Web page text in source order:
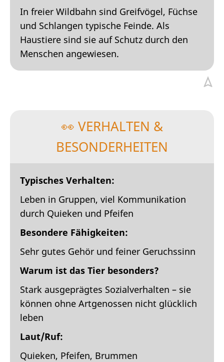
In freier Wildbahn sind Greifvögel, Füchse
und Schlangen typische Feinde. Als
Haustiere sind sie auf Schutz durch den
Menschen angewiesen.
👀 VERHALTEN &
BESONDERHEITEN
Typisches Verhalten:
Leben in Gruppen, viel Kommunikation
durch Quieken und Pfeifen
Besondere Fähigkeiten:
Sehr gutes Gehör und feiner Geruchssinn
Warum ist das Tier besonders?
Stark ausgeprägtes Sozialverhalten – sie
können ohne Artgenossen nicht glücklich
leben
Laut/Ruf:
Quieken, Pfeifen, Brummen